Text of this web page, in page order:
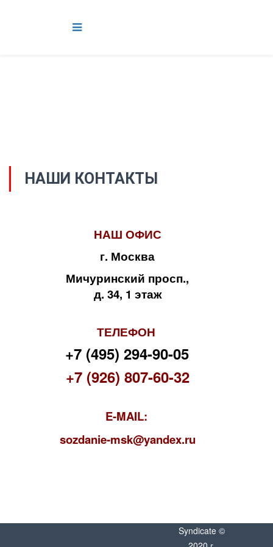
НАШИ КОНТАКТЫ
НАШ ОФИС
г. Москва
Мичуринский просп.,
д. 34, 1 этаж
ТЕЛЕФОН
+7 (495) 294-90-05
+7 (926) 807-60-32
E-MAIL:
sozdanie-msk@yandex.ru
Syndicate ©